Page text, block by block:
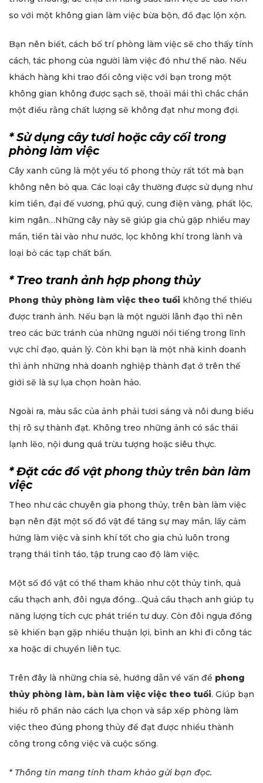
so với một không gian làm việc bừa bộn, đồ đạc lộn xộn.
Bạn nên biết, cách bố trí phòng làm việc sẽ cho thấy tính
cách, tác phong của người làm việc đó như thế nào. Nếu
khách hàng khi trao đổi công việc với bạn trong một
không gian không được sạch sẽ, thoải mái thì chắc chắn
một điều rằng chất lượng sẽ không đạt như mong đợi.
* Sử dụng cây tươi hoặc cây cối trong
phòng làm việc
Cây xanh cũng là một yếu tố phong thủy rất tốt mà bạn
không nên bỏ qua. Các loại cây thường được sử dụng như
kim tiền, đại đế vương, phú quý, cung điện vàng, phất lộc,
kim ngân…Những cây này sẽ giúp gia chủ gặp nhiều may
mắn, tiền tài vào như nước, lọc không khí trong lành và
loại bỏ các tạp chất bẩn.
* Treo tranh ảnh hợp phong thủy
Phong thủy phòng làm việc theo tuổi không thể thiếu
được tranh ảnh. Nếu bạn là một người lãnh đạo thì nên
treo các bức tránh của những người nổi tiếng trong lĩnh
vực chỉ đạo, quản lý. Còn khi bạn là một nhà kinh doanh
thì ảnh những nhà doanh nghiệp thành đạt ở trên thế
giới sẽ là sự lụa chọn hoàn hảo.
Ngoài ra, màu sắc của ảnh phải tươi sáng và nôi dung biểu
thị rõ sự thành đạt. Không treo những ảnh có sắc thái
lạnh lẽo, nội dung quá trừu tượng hoặc siêu thực.
* Đặt các đồ vật phong thủy trên bàn làm
việc
Theo như các chuyên gia phong thủy, trên bàn làm việc
bạn nên đặt một số đồ vật để tăng sự may mắn, lấy cảm
hứng làm việc và sinh khí tốt cho gia chủ luôn trong
trạng thái tỉnh táo, tập trung cao độ làm việc.
Một số đồ vật có thể tham khảo như cột thủy tinh, quả
cầu thạch anh, đôi ngựa đồng…Quả cầu thạch anh giúp tụ
năng lượng tích cực phát triển tư duy. Còn đôi ngựa đồng
sẽ khiến bạn gặp nhiều thuận lợi, bình an khi đi công tác
xa hoặc di chuyển liên tục.
Trên đây là những chia sẻ, hướng dẫn về vấn đề phong
thủy phòng làm, bàn làm việc việc theo tuổi. Giúp bạn
hiểu rõ phần nào cách lựa chọn và sắp xếp phòng làm
việc theo đúng phong thủy để đạt được nhiều thành
công trong công việc và cuộc sống.
* Thông tin mang tính tham khảo gửi bạn đọc.